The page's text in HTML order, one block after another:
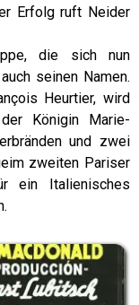
Erfolg ruft Neider
die sich nun
seinen Namen.
Heurtier, wird
Königin Marie-
und zwei
zweiten Pariser
ein Italienisches